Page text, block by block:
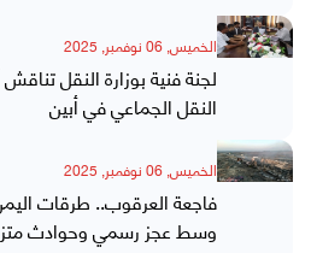
الخميس, 06 نوفمبر, 2025
لجنة فنية بوزارة النقل
النقل الجماعي في أبين
الخميس, 06 نوفمبر, 2025
فاجعة العرقوب.. طرقات
وسط عجز رسمي وحوادث